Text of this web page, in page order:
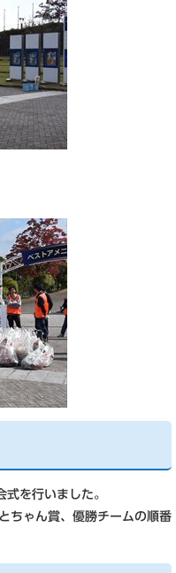
を行いました。
ちゃん賞、優勝チームの順番